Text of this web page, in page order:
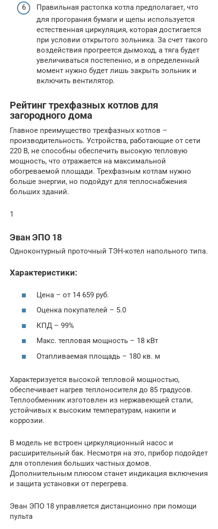
Правильная растопка котла предполагает, что
для прогорания бумаги и щепы используется
естественная циркуляция, которая достигается
при условии открытого зольника. За счет такого
воздействия прогреется дымоход, а тяга будет
увеличиваться постепенно, и в определенный
момент нужно будет лишь закрыть зольник и
включить вентилятор.
Рейтинг трехфазных котлов для
загородного дома
Главное преимущество трехфазных котлов –
производительность. Устройства, работающие от сети
220 В, не способны обеспечить высокую тепловую
мощность, что отражается на максимальной
обогреваемой площади. Трехфазным котлам нужно
больше энергии, но подойдут для теплоснабжения
больших зданий.
1
Эван ЭПО 18
Одноконтурный проточный ТЭН-котел напольного типа.
Характеристики:
Цена – от 14 659 руб.
Оценка покупателей – 5.0
КПД – 99%
Макс. тепловая мощность – 18 кВт
Отапливаемая площадь – 180 кв. м
Характеризуется высокой тепловой мощностью,
обеспечивает нагрев теплоносителя до 85 градусов.
Теплообменник изготовлен из нержавеющей стали,
устойчивых к высоким температурам, накипи и
коррозии.
В модель не встроен циркуляционный насос и
расширительный бак. Несмотря на это, прибор подойдет
для отопления больших частных домов.
Дополнительным плюсом станет индикация включения
и защита установки от перегрева.
Эван ЭПО 18 управляется дистанционно при помощи
пульта